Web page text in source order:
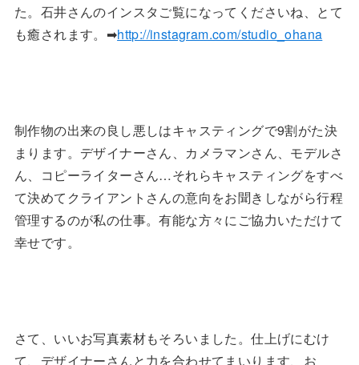
た。石井さんのインスタご覧になってくださいね、とて
も癒されます。➡︎http://instagram.com/studio_ohana
制作物の出来の良し悪しはキャスティングで9割がた決
まります。デザイナーさん、カメラマンさん、モデルさ
ん、コピーライターさん…それらキャスティングをすべ
て決めてクライアントさんの意向をお聞きしながら行程
管理するのが私の仕事。有能な方々にご協力いただけて
幸せです。
さて、いいお写真素材もそろいました。仕上げにむけ
て、デザイナーさんと力を合わせてまいります、お